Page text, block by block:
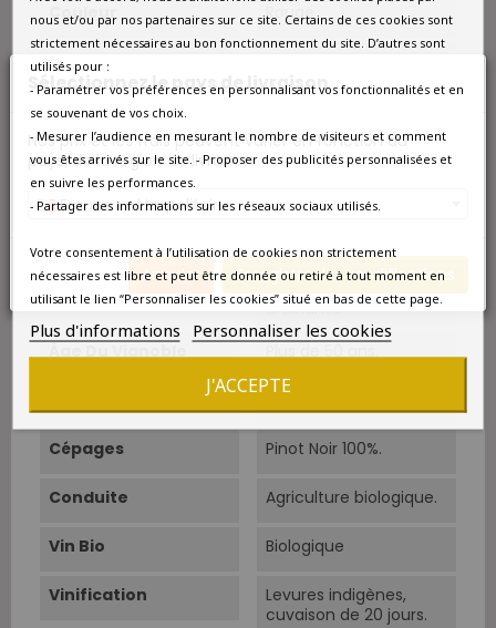
Sélectionnez le pays de livraison
Nos prix et les frais peuvent varier en fonction du
pays/de la région de livraison.
France métropolitaine
Annuler Enregistrer les modifications
Couleur Rouge
Type
Classement
Situation
Au sud de la colline de
Superficie
Sols
Sols rouges riches en
oxyde de fer et très
drainants.
Âge Du Vignoble
Plus de 50 ans.
Cépages Pinot Noir 100%.
Conduite Agriculture biologique.
Vin Bio Biologique
Vinification
Levures indigènes,
cuvaison de 20 jours.
nous et/ou par nos partenaires sur ce site. Certains de ces cookies sont
strictement nécessaires au bon fonctionnement du site. D’autres sont
utilisés pour :
- Paramétrer vos préférences en personnalisant vos fonctionnalités et en
se souvenant de vos choix.
- Mesurer l’audience en mesurant le nombre de visiteurs et comment
vous êtes arrivés sur le site. - Proposer des publicités personnalisées et
en suivre les performances.
- Partager des informations sur les réseaux sociaux utilisés.
Votre consentement à l’utilisation de cookies non strictement
nécessaires est libre et peut être donnée ou retiré à tout moment en
utilisant le lien “Personnaliser les cookies” situé en bas de cette page.
Plus d'informations Personnaliser les cookies
J'ACCEPTE